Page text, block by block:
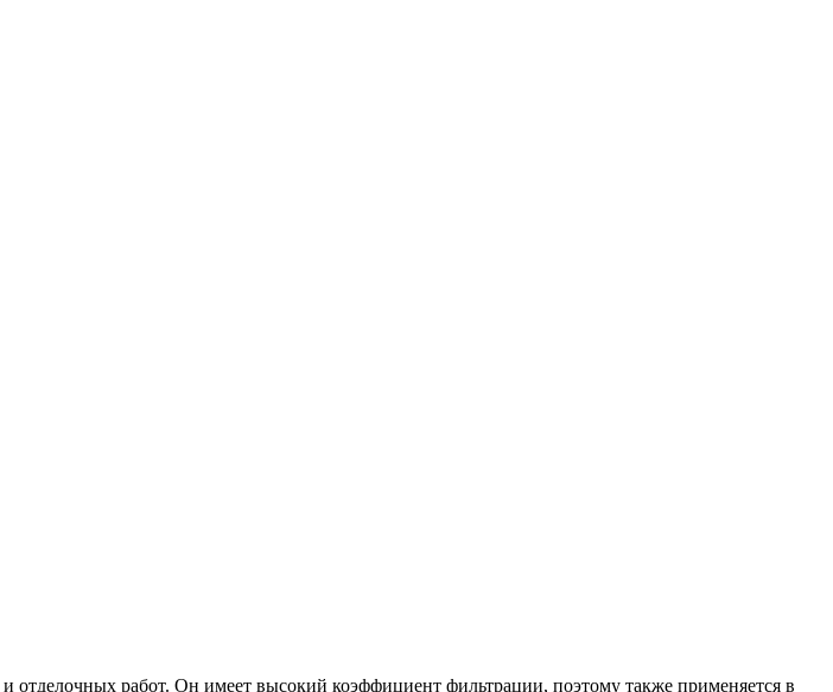
работ. Он имеет высокий коэффициент фильтрации, поэтому также применяется в